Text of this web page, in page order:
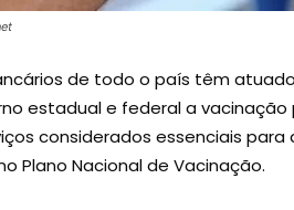
de todo o país têm
estadual e federal a
considerados essenciais
Plano Nacional de Vacinação.